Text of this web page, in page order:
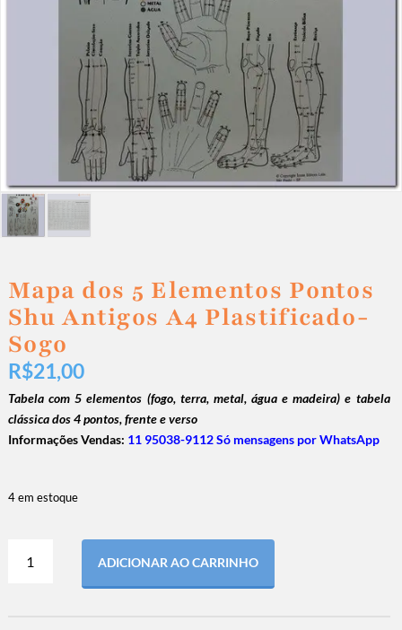
Mapa dos 5 Elementos Pontos
Shu Antigos A4 Plastificado-
Sogo
R$21,00
Tabela com 5 elementos (fogo, terra, metal, água e madeira) e tabela
clássica dos 4 pontos, frente e verso
Informações Vendas: 11 95038-9112 Só mensagens por WhatsApp
4 em estoque
ADICIONAR AO CARRINHO